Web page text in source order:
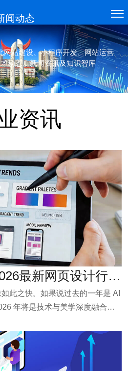
闻动态
网站建设、小程序开发、网站运营
动态、新闻资讯及知识智库
资讯
优天建站解析2026最新网页设计行业趋势
此之快。如果说过去的一年是 AI
年将是技术与美学深度融合、
”的关键转折点。当前网站设计行
它不再是简单地做一个好看的“电
能、更沉浸、更人性化的方向演
以概括为“冰与火”的交融：一边